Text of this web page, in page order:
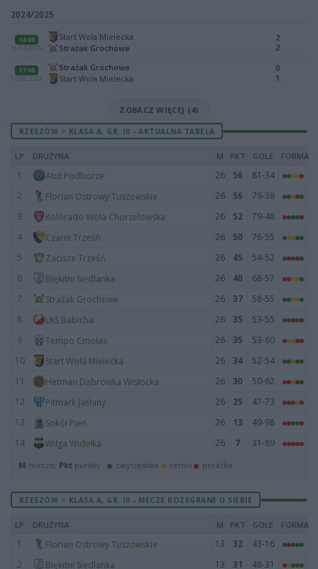
2024/2025
14:00
16.03.2025
Start Wola Mielecka
Strażak Grochowe
2
2
17:00
17.08.2024
Strażak Grochowe
Start Wola Mielecka
0
1
ZOBACZ WIĘCEJ (4)
RZESZÓW > KLASA A, GR. III - AKTUALNA TABELA
LP DRUŻYNA M PKT GOLE FORMA
1 Atut Podborze 26 56
81-34
2
Florian Ostrowy Tuszowskie 26 56
79-38
3
Kolorado Wola Chorzelowska 26 52
79-48
4
Czarni Trześń 26 50
76-55
5
Zacisze Trześń 26 45
54-52
6
Błękitni Siedlanka 26 40
68-57
7
Strażak Grochowe 26 37
58-55
8
LKS Babicha 26 35
53-55
9
Tempo Cmolas 26 35
53-60
10
Start Wola Mielecka 26 34
52-54
11
Hetman Dąbrówka Wisłocka 26 30
50-62
12
Pitmark Jaślany 26 25
47-73
13
Sokół Pień 26 13
49-98
14
Wilga Widełka 26 7 31-89
M mecze, Pkt punkty · zwycięstwo remis porażka
RZESZÓW > KLASA A, GR. III - MECZE ROZEGRANE U SIEBIE
LP DRUŻYNA M PKT GOLE FORMA
1 Florian Ostrowy Tuszowskie 13 32
43-16
2
Błękitni Siedlanka 13 31
48-31